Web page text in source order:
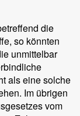
die
so könnten
unmittelbar
als eine solche
Im übrigen
vom